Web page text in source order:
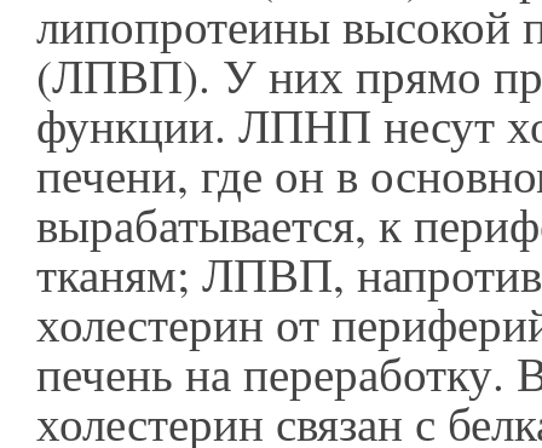
липопротеины высокой
(ЛПВП). У них прямо
функции. ЛПНП несут
печени, где он в
вырабатывается, к
тканям; ЛПВП,
холестерин от
печень на переработку.
холестерин связан с